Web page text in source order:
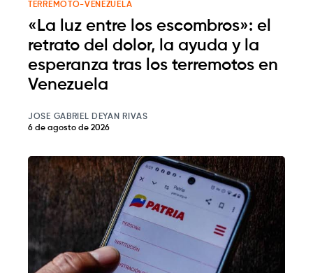
TERREMOTO-VENEZUELA
«La luz entre los escombros»: el
retrato del dolor, la ayuda y la
esperanza tras los terremotos en
Venezuela
JOSE GABRIEL DEYAN RIVAS
6 de agosto de 2026